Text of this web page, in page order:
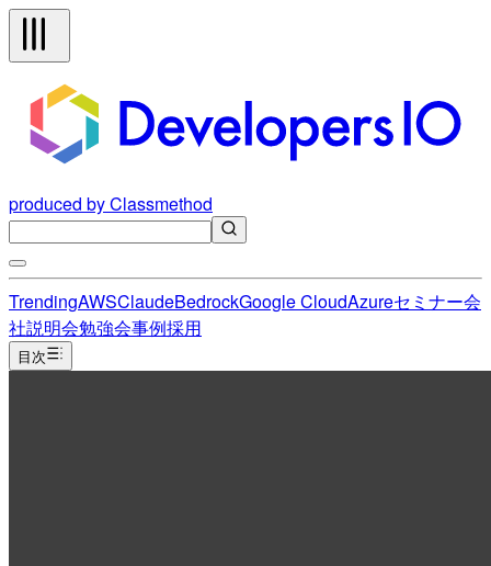
produced by Classmethod
TrendingAWSClaudeBedrockGoogle CloudAzureセミナー会
社説明会勉強会事例採用
目次